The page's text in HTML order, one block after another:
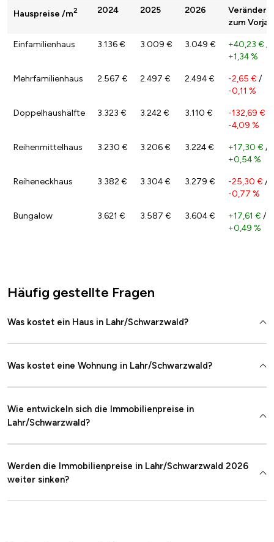
Hauspreise /m2 2024 2025 2026
zum
Einfamilienhaus 3.136 € 3.009 € 3.049 € +40,23 € /
+1,34 %
Mehrfamilienhaus 2.567 € 2.497 € 2.494 € -2,65 € /
-0,11 %
Doppelhaushälfte 3.323 € 3.242 € 3.110 € -132,69 €
-4,09 %
Reihenmittelhaus 3.230 € 3.206 € 3.224 € +17,30 € /
+0,54 %
Reiheneckhaus 3.382 € 3.304 € 3.279 € -25,30 € /
-0,77 %
Bungalow 3.621 € 3.587 € 3.604 € +17,61 € /
+0,49 %
Häufig gestellte Fragen
Was kostet ein Haus in Lahr/Schwarzwald?
Was kostet eine Wohnung in Lahr/Schwarzwald?
Wie entwickeln sich die Immobilienpreise in
Lahr/Schwarzwald?
Werden die Immobilienpreise in Lahr/Schwarzwald 2026
weiter sinken?